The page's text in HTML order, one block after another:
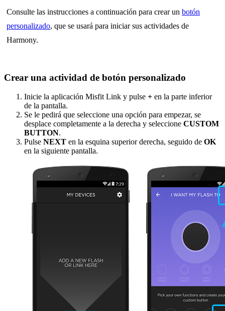
Consulte las instrucciones a continuación para crear un botón
personalizado, que se usará para iniciar sus actividades de
Harmony.
Crear una actividad de botón personalizado
Inicie la aplicación Misfit Link y pulse + en la parte inferior
de la pantalla.
Se le pedirá que seleccione una opción para empezar, se
desplace completamente a la derecha y seleccione CUSTOM
BUTTON.
Pulse NEXT en la esquina superior derecha, seguido de OK
en la siguiente pantalla.